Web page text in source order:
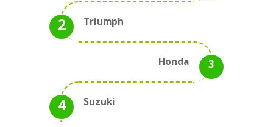
Triumph
Honda
Suzuki